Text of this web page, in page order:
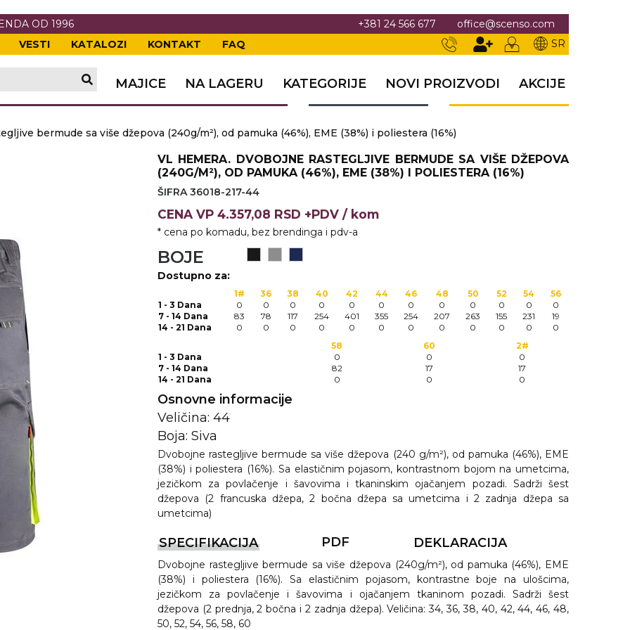
OD 1996 +381 24 566 677
office@scenso.com
VESTI KATALOZI KONTAKT FAQ SR
MAJICE NA LAGERU KATEGORIJE NOVI PROIZVODI AKCIJE
OPREMA
I PANOI
bermude sa više džepova (240g/m²), od pamuka (46%), EME (38%) i poliestera (16%)
VL HEMERA. DVOBOJNE RASTEGLJIVE BERMUDE SA VIŠE DŽEPOVA
(240G/M²), OD PAMUKA (46%), EME (38%) I POLIESTERA (16%)
ŠIFRA 36018-217-44
CENA VP 4.357,08 RSD +PDV / kom
* cena po komadu, bez brendinga i pdv-a
BOJE
Dostupno za:
1# 36 38 40 42 44 46 48 50 52 54
56
1 - 3 Dana
0 0 0 0 0 0 0 0 0 0 0
0
7 - 14 Dana
83 78 117 254 401 355 254 207 263 155 231
19
14 - 21 Dana
0 0 0 0 0 0 0 0 0 0 0
0
58
60
2#
1 - 3 Dana
0 0
0
7 - 14 Dana
82 17
17
14 - 21 Dana
0 0 0
Osnovne informacije
Veličina: 44
Boja: Siva
Dvobojne rastegljive bermude sa više džepova (240 g/m²), od pamuka (46%), EME
(38%) i poliestera (16%). Sa elastičnim pojasom, kontrastnom bojom na umetcima,
jezičkom za povlačenje i šavovima i tkaninskim ojačanjem pozadi. Sadrži šest
džepova (2 francuska džepa, 2 bočna džepa sa umetcima i 2 zadnja džepa sa
umetcima)
SPECIFIKACIJA PDF DEKLARACIJA
Dvobojne rastegljive bermude sa više džepova (240g/m²), od pamuka (46%), EME
(38%) i poliestera (16%). Sa elastičnim pojasom, kontrastne boje na ulošcima,
jezičkom za povlačenje i šavovima i ojačanjem tkaninom pozadi. Sadrži šest
džepova (2 prednja, 2 bočna i 2 zadnja džepa). Veličina: 34, 36, 38, 40, 42, 44, 46, 48,
50, 52, 54, 56, 58, 60